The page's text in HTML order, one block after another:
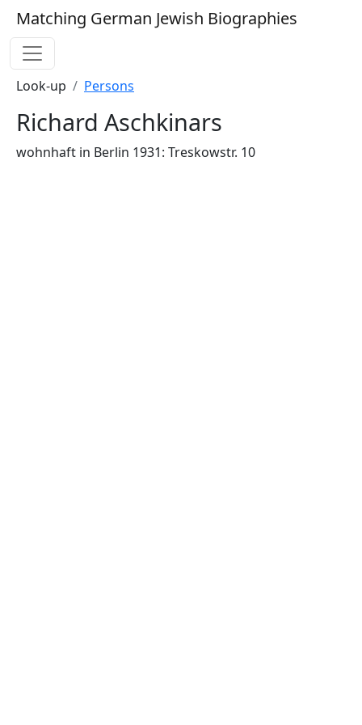
Matching German Jewish Biographies
Look-up Persons
Richard Aschkinars
wohnhaft in Berlin 1931: Treskowstr. 10